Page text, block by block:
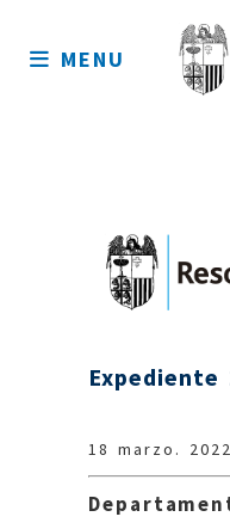
sitio
MENU
Expediente
18 marzo. 2022